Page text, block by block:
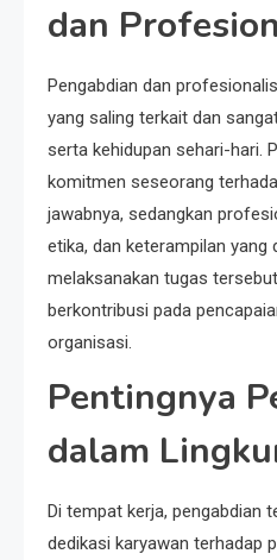
dan
Pengabdian dan
yang saling terkait dan
serta kehidupan sehari-hari.
komitmen seseorang
jawabnya, sedangkan
etika, dan keterampilan yang
melaksanakan tugas
berkontribusi pada
organisasi.
Pentingnya
dalam
Di tempat kerja, pengabdian
dedikasi karyawan terhadap